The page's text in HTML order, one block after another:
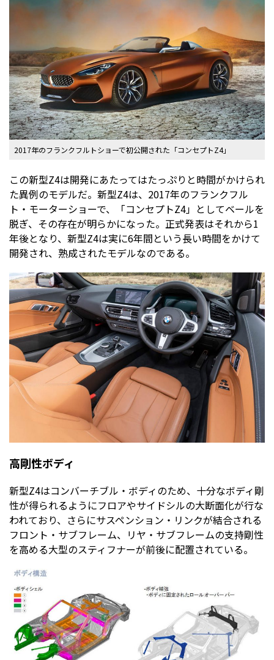
2017年のフランクフルトショーで初公開された「コンセプトZ4」
この新型Z4は開発にあたってはたっぷりと時間がかけられ
た異例のモデルだ。新型Z4は、2017年のフランクフル
ト・モーターショーで、「コンセプトZ4」としてベールを
脱ぎ、その存在が明らかになった。正式発表はそれから1
年後となり、新型Z4は実に6年間という長い時間をかけて
開発され、熟成されたモデルなのである。
高剛性ボディ
新型Z4はコンバーチブル・ボディのため、十分なボディ剛
性が得られるようにフロアやサイドシルの大断面化が行な
われており、さらにサスペンション・リンクが結合される
フロント・サブフレーム、リヤ・サブフレームの支持剛性
を高める大型のスティフナーが前後に配置されている。